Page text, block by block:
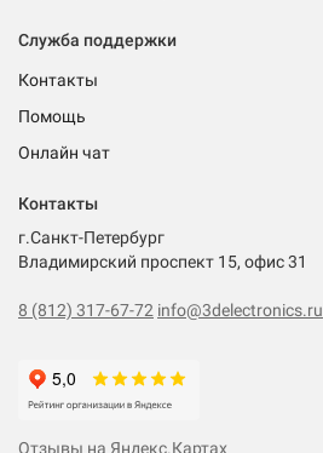
Служба поддержки
Контакты
Помощь
Онлайн чат
Контакты
г.Санкт-Петербург
Владимирский проспект 15, офис 31
8 (812) 317-67-72 info@3delectronics.ru
Отзывы на Яндекс.Картах